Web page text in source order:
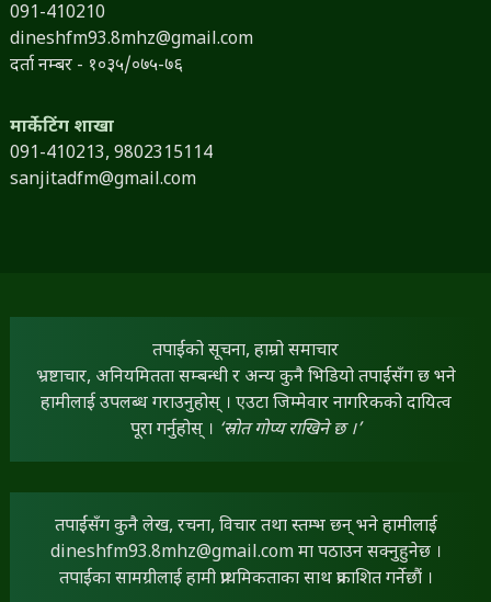
091-410210
dineshfm93.8mhz@gmail.com
दर्ता नम्बर - १०३५/०७५-७६
मार्केटिंग शाखा
091-410213, 9802315114
sanjitadfm@gmail.com
तपाईंको सूचना, हाम्रो समाचार
भ्रष्टाचार, अनियमितता सम्बन्धी र अन्य कुनै भिडियो तपाईंसँग छ भने
हामीलाई उपलब्ध गराउनुहोस् । एउटा जिम्मेवार नागरिकको दायित्व
पूरा गर्नुहोस् । ‘स्रोत गोप्य राखिने छ ।’
तपाईंसँग कुनै लेख, रचना, विचार तथा स्तम्भ छन् भने हामीलाई
dineshfm93.8mhz@gmail.comमा पठाउन सक्नुहुनेछ ।
तपाईंका सामग्रीलाई हामी प्राथमिकताका साथ प्रकाशित गर्नेछौं ।